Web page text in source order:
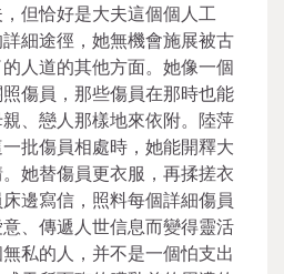
但恰好是大夫這個個人工
細途徑，她無機會施展被古
人道的其他方面。她像一個
傷員，那些傷員在那時也能
、戀人那樣地來依附。陸萍
批傷員相處時，她能開釋大
她替傷員更衣服，再揉搓衣
邊寫信，照料每個詳細傷員
、傳遞人世信息而變得靈活
私的人，并不是一個怕支出